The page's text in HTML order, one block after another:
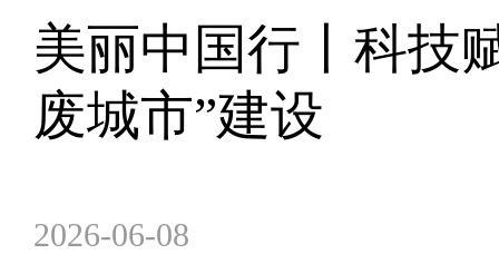
美丽中国行丨科技
废城市”建设
2026-06-08